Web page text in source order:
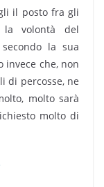
il posto fra gli
la volontà del
la sua
invece che, non
di percosse, ne
molto sarà
molto di